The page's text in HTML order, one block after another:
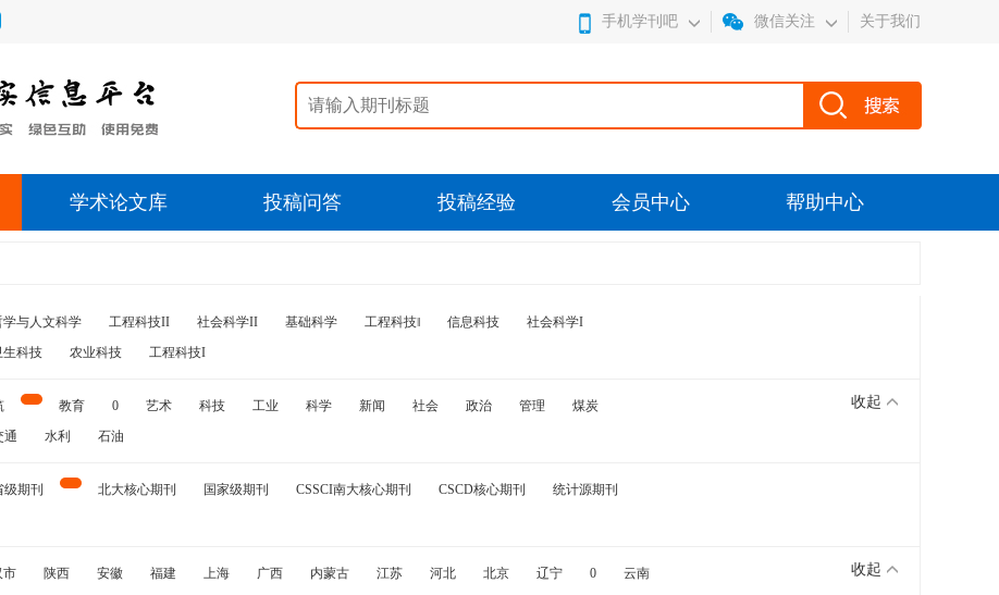
手机学刊吧 微信关注 关于我们
学术论文库 投稿问答 投稿经验 会员中心 帮助中心
学与人文科学 工程科技II 社会科学II 基础科学 工程科技‖ 信息科技
社会科学I
生科技 农业科技 工程科技I
教育 0 艺术 科技 工业 科学 新闻 社会 政治 管理
煤炭
通 水利 石油
收起
级期刊 北大核心期刊 国家级期刊 CSSCI南大核心期刊 CSCD核心期刊
统计源期刊
市 陕西 安徽 福建 上海 广西 内蒙古 江苏 河北 北京 辽宁 0
云南
收起